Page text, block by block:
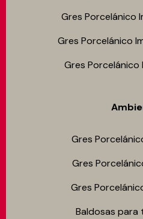
Gres Porcelánico
Gres Porcelánico
Gres Porcelánico
Gres
Gres
Gres
Baldosas para